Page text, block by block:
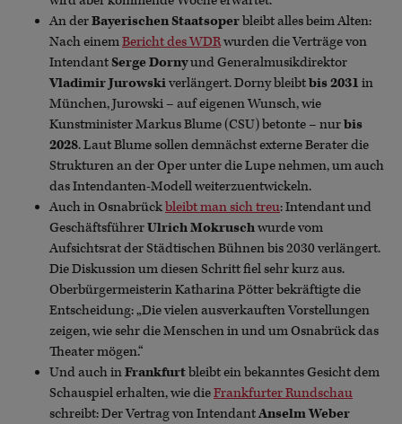
An derBayerischen Staatsoperbleibt alles beim Alten:
Nach einemBericht des WDRwurden die Verträge von
IntendantSerge Dornyund Generalmusikdirektor
Vladimir Jurowskiverlängert. Dorny bleibtbis 2031 in
München, Jurowski – auf eigenen Wunsch, wie
Kunstminister Markus Blume (CSU) betonte – nurbis
2028. Laut Blume sollen demnächst externe Berater die
Strukturen an der Oper unter die Lupe nehmen, um auch
das Intendanten-Modell weiterzuentwickeln.
Auch in Osnabrückbleibt man sich treu: Intendant und
GeschäftsführerUlrich Mokruschwurde vom
Aufsichtsrat der Städtischen Bühnen bis 2030 verlängert.
Die Diskussion um diesen Schritt fiel sehr kurz aus.
Oberbürgermeisterin Katharina Pötter bekräftigte die
Entscheidung: „Die vielen ausverkauften Vorstellungen
zeigen, wie sehr die Menschen in und um Osnabrück das
Theater mögen.“
Und auch inFrankfurtbleibt ein bekanntes Gesicht dem
Schauspiel erhalten, wie dieFrankfurter Rundschau
schreibt: Der Vertrag von IntendantAnselm Weber